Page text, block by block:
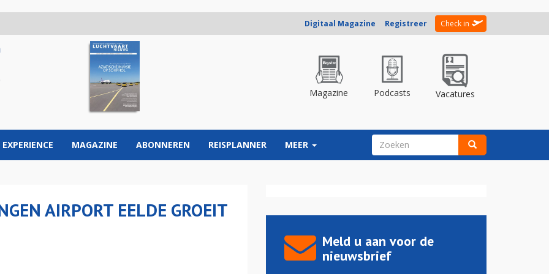
Digitaal Magazine Registreer Check in
Magazine Podcasts Vacatures
EXPERIENCE MAGAZINE ABONNEREN REISPLANNER MEER ZOEKVELD
AIRPORT EELDE GROEIT
Meld u aan voor de
nieuwsbrief